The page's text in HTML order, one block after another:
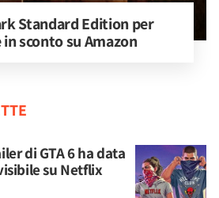
Standard Edition per
sconto su Amazon
di GTA 6 ha data
su Netflix